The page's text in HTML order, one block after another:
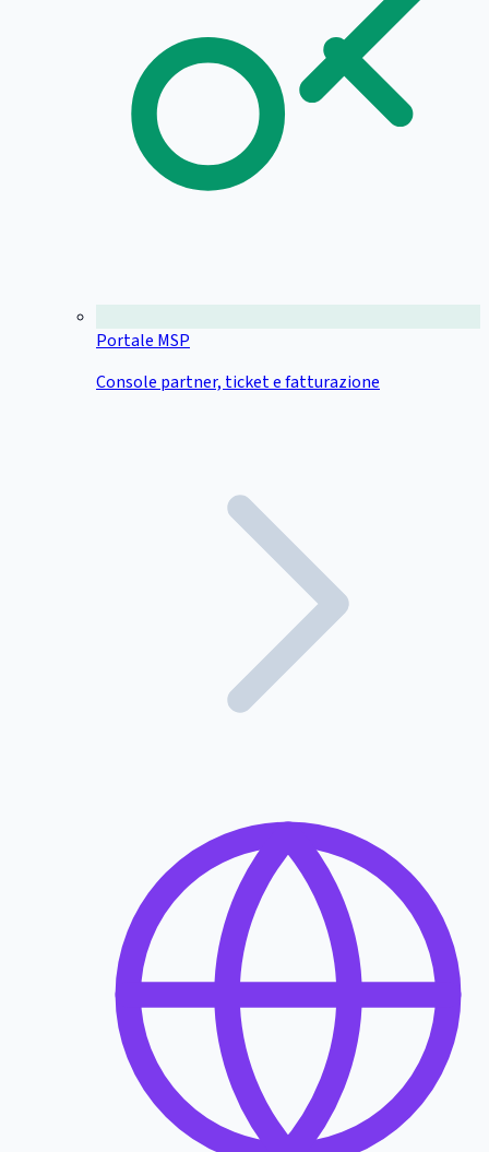
Portale MSP
Console partner, ticket e fatturazione